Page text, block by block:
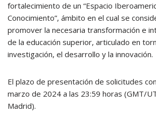
fortalecimiento de un “Espacio
Conocimiento”, ámbito en el cual se
promover la necesaria transformación e
de la educación superior, articulado en
investigación, el desarrollo y la innovación.
El plazo de presentación de solicitudes
marzo de 2024 a las 23:59 horas (GMT/
Madrid).